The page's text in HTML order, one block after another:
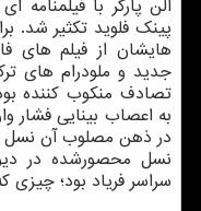
آلن پارکر با فیلمنامه
پینک فلوید تکثیر شد.
هایشان از فیلم های
جدید و ملودرام های
تصادف منکوب کننده
به اعصاب بینایی فشار
در ذهن مصلوب آن نسل
نسل محصورشده در
سراسر فریاد بود؛